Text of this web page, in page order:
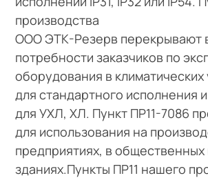
производства
ООО ЭТК-Резерв перекрывают
потребности заказчиков по
оборудования в климатических
для стандартного исполнения
для УХЛ, ХЛ. Пункт ПР11-7086
для использования на
предприятиях, в
зданиях.Пункты ПР11 нашего